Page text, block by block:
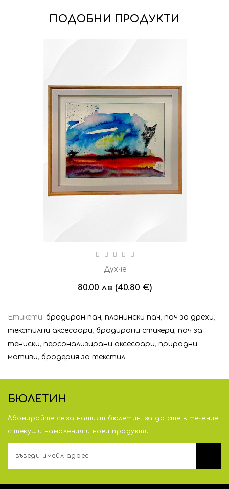
ПОДОБНИ ПРОДУКТИ
Духче
80.00 лв (40.80 €)
Етикети: бродиран пач, планински пач, пач за дрехи,
текстилни аксесоари, бродирани стикери, пач за
тениски, персонализирани аксесоари, природни
мотиви, бродерия за текстил
БЮЛЕТИН
Абонирайте се за нашият бюлетин, за да сте в течение
с тeкущи намаления и нови продукти